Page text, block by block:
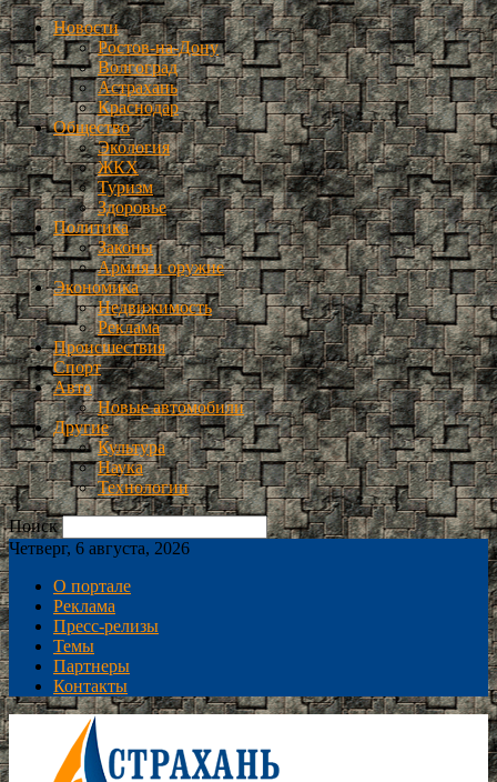
Новости
Ростов-на-Дону
Волгоград
Астрахань
Краснодар
Общество
Экология
ЖКХ
Туризм
Здоровье
Политика
Законы
Армия и оружие
Экономика
Недвижимость
Реклама
Происшествия
Спорт
Авто
Новые автомобили
Другие
Культура
Наука
Технологии
Поиск
Четверг, 6 августа, 2026
О портале
Реклама
Пресс-релизы
Темы
Партнеры
Контакты